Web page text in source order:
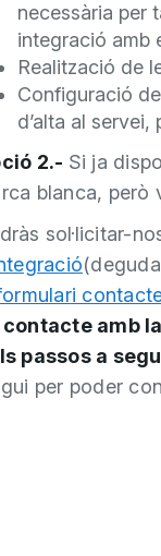
necessària per
integració amb
Realització de
Configuració
d’alta al
2.- Si ja
blanca, però
sol·licitar-
contacte amb
passos a
per poder